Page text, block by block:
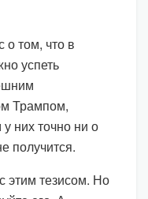
о том, что в
успеть
Трампом,
них точно ни о
получится.
этим тезисом. Но